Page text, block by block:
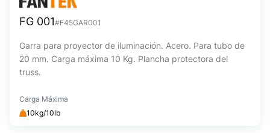
FG 001#F45GAR001
Garra para proyector de iluminación. Acero. Para tubo de
20 mm. Carga máxima 10 Kg. Plancha protectora del
truss.
Carga Máxima
10kg/10lb